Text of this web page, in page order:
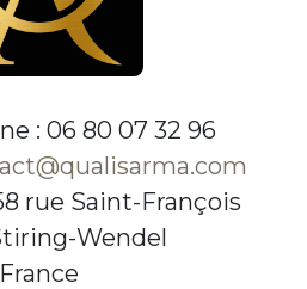
: 06 80 07 32 96
rue Saint-François
Wendel
France